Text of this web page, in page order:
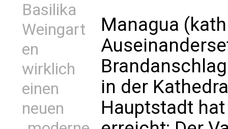
Basilika
Weingart
en
wirklich
einen
neuen
Managua
in der
Hauptstadt